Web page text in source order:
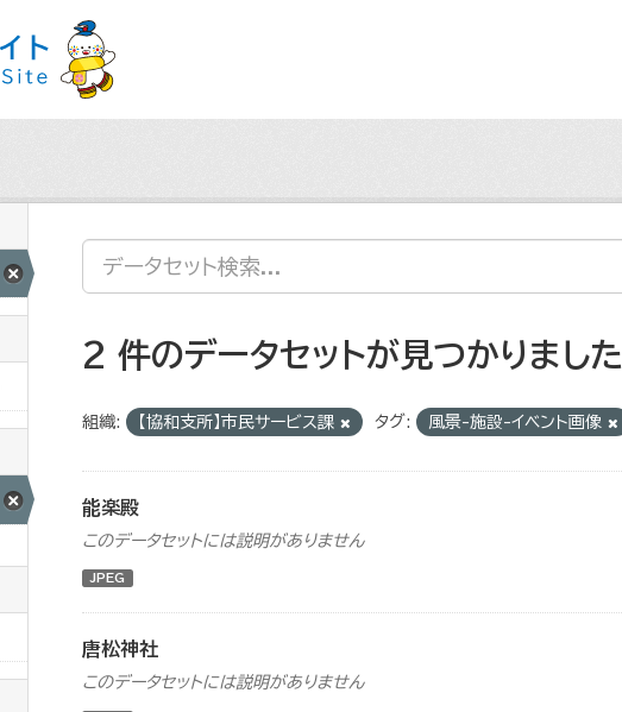
2 件のデータセットが見つかりました
組織: 【協和支所】市民サービス課 タグ: 風景-施設-イベント画像
能楽殿
このデータセットには説明がありません
JPEG
唐松神社
このデータセットには説明がありません